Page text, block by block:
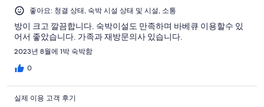
좋아요: 청결 상태, 숙박 시설 상태 및 시설, 소통
방이 크고 깔끔합니다. 숙박이설도 만족하며 바베큐 이용할수 있
어서 좋았습니다. 가족과 재방문의사 있습니다.
2023년 8월에 1박 숙박함
0
실제 이용 고객 후기